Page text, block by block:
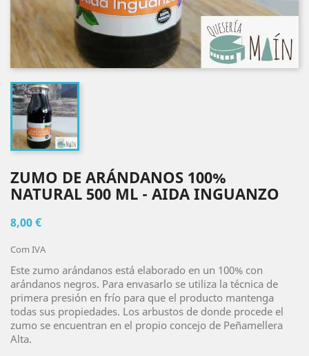
ZUMO DE ARÁNDANOS 100%
NATURAL 500 ML - AIDA INGUANZO
8,00 €
Com IVA
Este zumo arándanos está elaborado en un 100% con
arándanos negros. Para envasarlo se utiliza la técnica de
primera presión en frío para que el producto mantenga
todas sus propiedades. Los arbustos de donde procede el
zumo se encuentran en el propio concejo de Peñamellera
Alta.